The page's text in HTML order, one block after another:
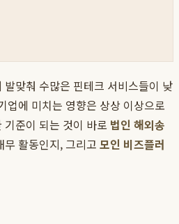
맞춰 수많은 핀테크 서비스들이 낮
업에 미치는 영향은 상상 이상으로
준이 되는 것이 바로 법인 해외송
활동인지, 그리고 모인 비즈플러